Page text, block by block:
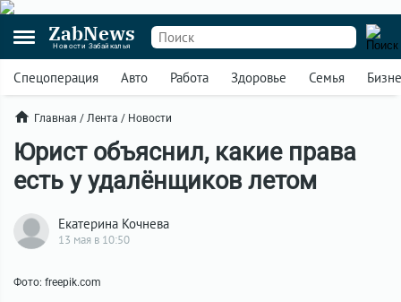
ZabNews
Новости Забайкалья
Спецоперация Авто Работа Здоровье Семья
Главная / Лента / Новости
Юрист объяснил, какие права
есть у удалёнщиков летом
Екатерина Кочнева
13 мая в 10:50
Фото: freepik.com